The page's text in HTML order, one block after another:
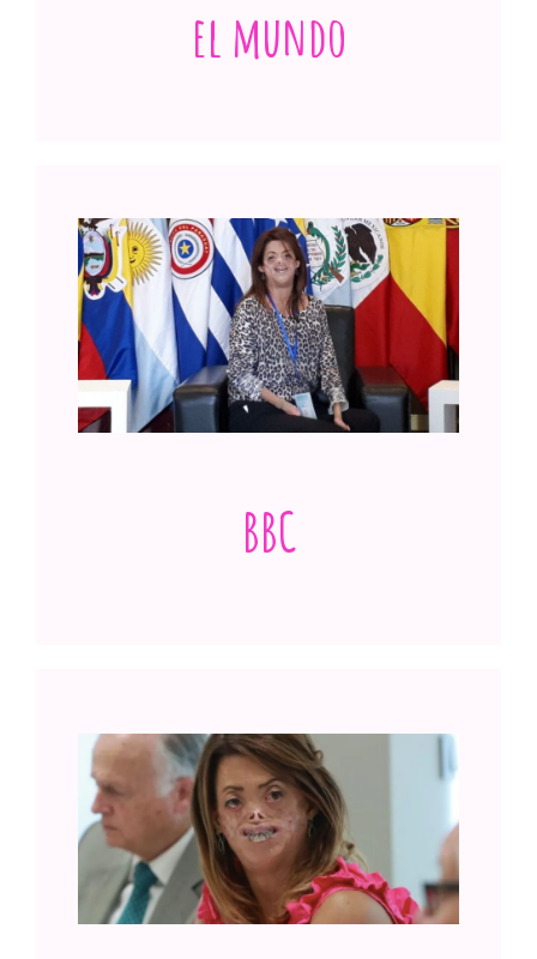
el mundo
'Yo soy normal, la rara es la enfermedad'
Ver publicación
BBC
"Sé que mi aspecto puede generar
rechazo, pero nunca le presto demasiada
atención"